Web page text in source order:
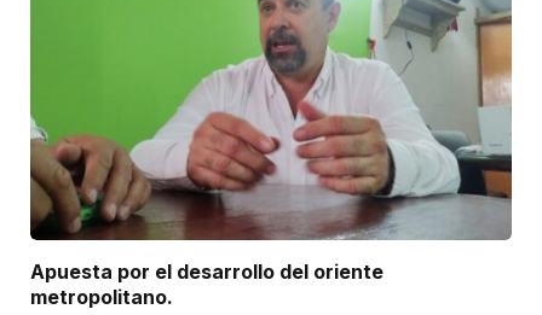
Apuesta por el desarrollo del oriente
metropolitano.